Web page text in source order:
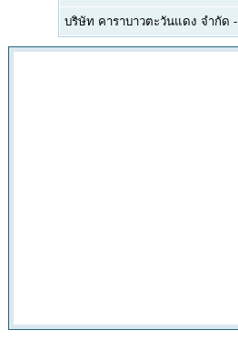
บริษัท คาราบาวตะวันแดง จำกัด -